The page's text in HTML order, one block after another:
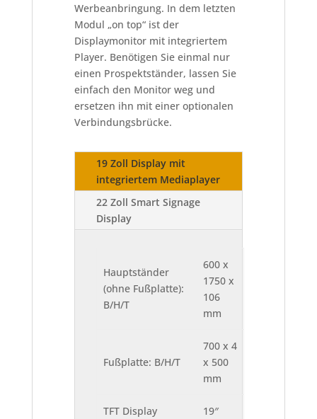
Werbeanbringung. In dem letzten
Modul „on top“ ist der
Displaymonitor mit integriertem
Player. Benötigen Sie einmal nur
einen Prospektständer, lassen Sie
einfach den Monitor weg und
ersetzen ihn mit einer optionalen
Verbindungsbrücke.
19 Zoll Display mit
integriertem Mediaplayer
22 Zoll Smart Signage
Display
Hauptständer
(ohne Fußplatte):
B/H/T
600 x
1750 x
106
mm
Fußplatte: B/H/T
700 x 4
x 500
mm
TFT Display 19″